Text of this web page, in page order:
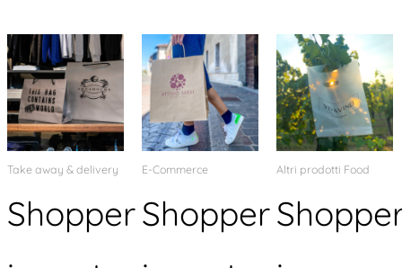
Take away & delivery
Shopper
E-Commerce
Shopper
Altri prodotti Food